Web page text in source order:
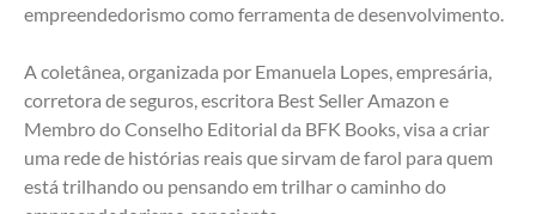
empreendedorismo como ferramenta de desenvolvimento.
A coletânea, organizada por Emanuela Lopes, empresária,
corretora de seguros, escritora Best Seller Amazon e
Membro do Conselho Editorial da BFK Books, visa a criar
uma rede de histórias reais que sirvam de farol para quem
está trilhando ou pensando em trilhar o caminho do